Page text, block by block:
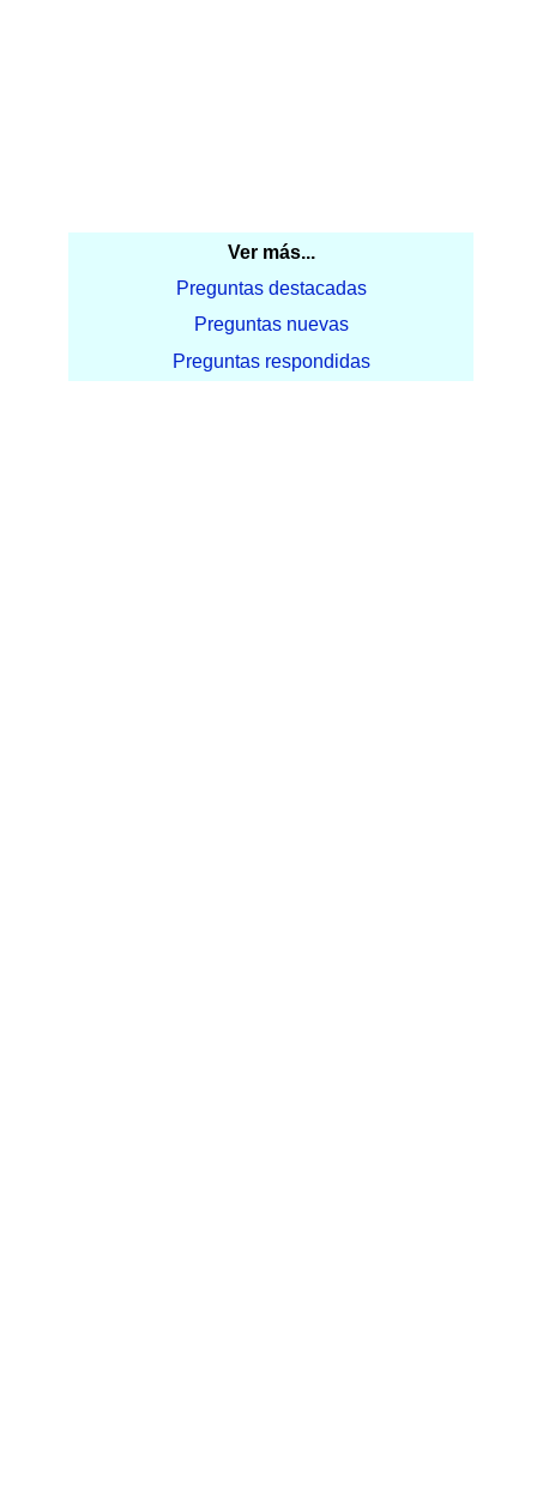
Ver más...
Preguntas destacadas
Preguntas nuevas
Preguntas respondidas